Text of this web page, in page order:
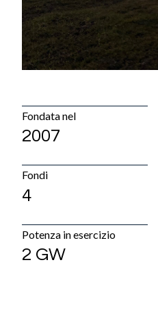
Notizie e media
Cosa c'è di nuovo
Contatti
Contattaci
Fondata nel
2007
Fondi
4
Potenza in esercizio
2 GW